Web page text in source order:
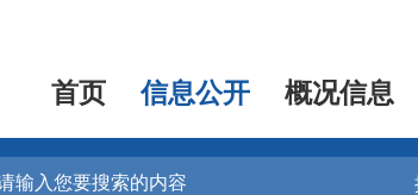
首页 信息公开 概况信息